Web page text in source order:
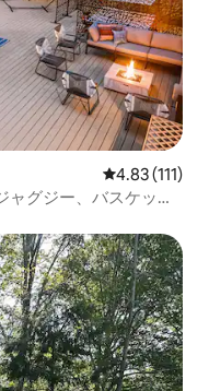
レビュー111
4.83 (111)
ャグジー、バスケット